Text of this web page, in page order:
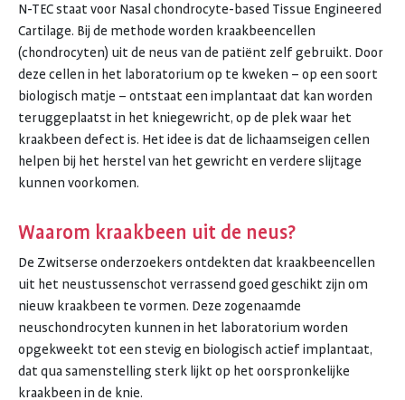
N-TEC staat voor Nasal chondrocyte-based Tissue Engineered
Cartilage. Bij de methode worden kraakbeencellen
(chondrocyten) uit de neus van de patiënt zelf gebruikt. Door
deze cellen in het laboratorium op te kweken – op een soort
biologisch matje – ontstaat een implantaat dat kan worden
teruggeplaatst in het kniegewricht, op de plek waar het
kraakbeen defect is. Het idee is dat de lichaamseigen cellen
helpen bij het herstel van het gewricht en verdere slijtage
kunnen voorkomen.
Waarom kraakbeen uit de neus?
De Zwitserse onderzoekers ontdekten dat kraakbeencellen
uit het neustussenschot verrassend goed geschikt zijn om
nieuw kraakbeen te vormen. Deze zogenaamde
neuschondrocyten kunnen in het laboratorium worden
opgekweekt tot een stevig en biologisch actief implantaat,
dat qua samenstelling sterk lijkt op het oorspronkelijke
kraakbeen in de knie.